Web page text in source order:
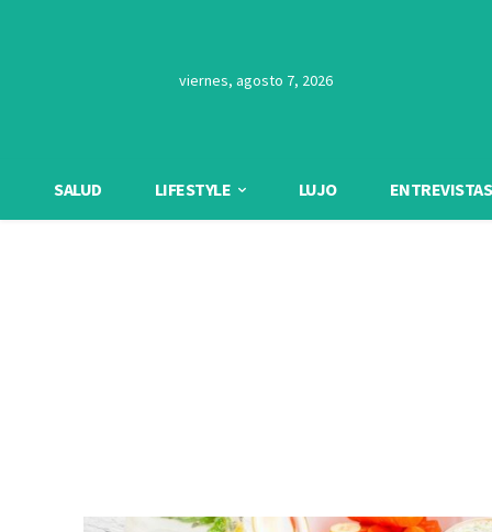
viernes, agosto 7, 2026
SALUD LIFESTYLE LUJO ENTREVISTAS